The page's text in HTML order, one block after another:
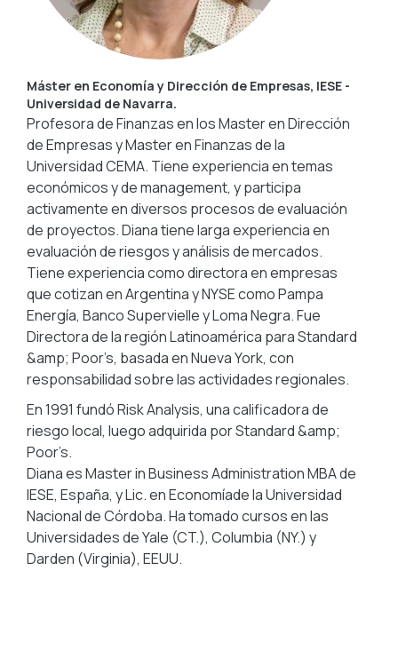
Máster en Economía y Dirección de Empresas, IESE -
Universidad de Navarra.
Profesora de Finanzas en los Master en Dirección
de Empresas y Master en Finanzas de la
Universidad CEMA. Tiene experiencia en temas
económicos y de management, y participa
activamente en diversos procesos de evaluación
de proyectos. Diana tiene larga experiencia en
evaluación de riesgos y análisis de mercados.
Tiene experiencia como directora en empresas
que cotizan en Argentina y NYSE como Pampa
Energía, Banco Supervielle y Loma Negra. Fue
Directora de la región Latinoamérica para Standard
&amp; Poor’s, basada en Nueva York, con
responsabilidad sobre las actividades regionales.
En 1991 fundó Risk Analysis, una calificadora de
riesgo local, luego adquirida por Standard &amp;
Poor’s.
Diana es Master in Business Administration MBA de
IESE, España, y Lic. en Economíade la Universidad
Nacional de Córdoba. Ha tomado cursos en las
Universidades de Yale (CT.), Columbia (NY.) y
Darden (Virginia), EEUU.